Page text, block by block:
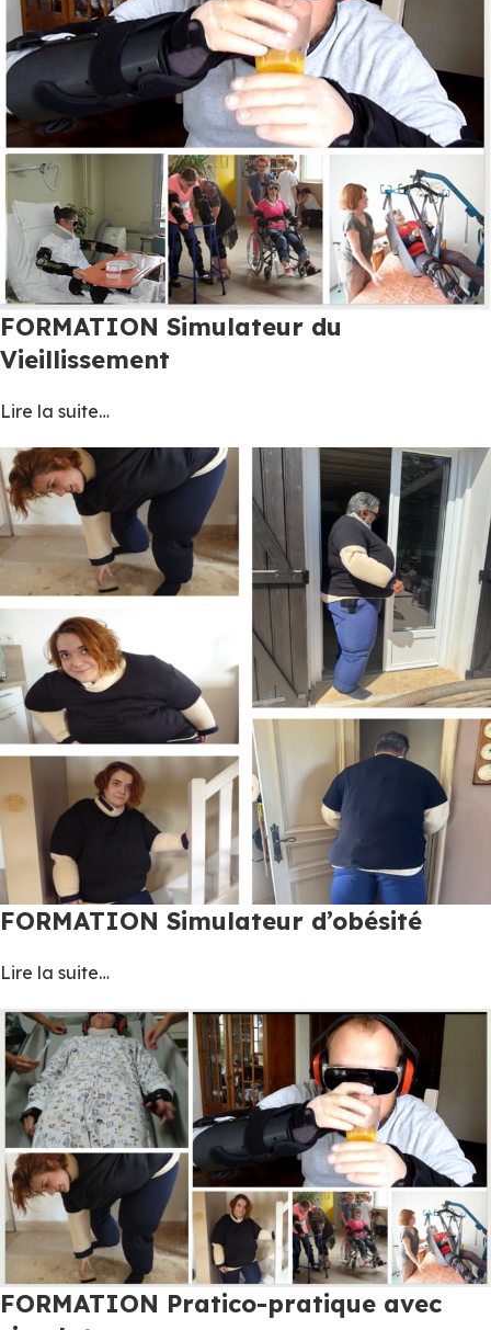
FORMATION Simulateur du
Vieillissement
Lire la suite…
FORMATION Simulateur d’obésité
Lire la suite…
FORMATION Pratico-pratique avec